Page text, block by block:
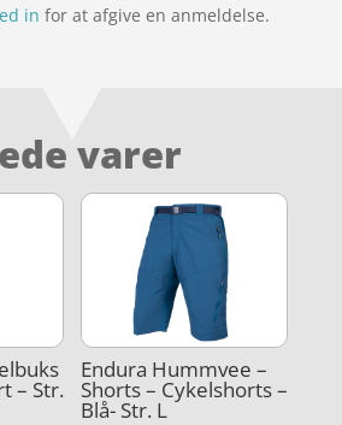
in for at afgive en anmeldelse.
varer
– Str.
Endura Hummvee –
Shorts – Cykelshorts –
Blå- Str. L